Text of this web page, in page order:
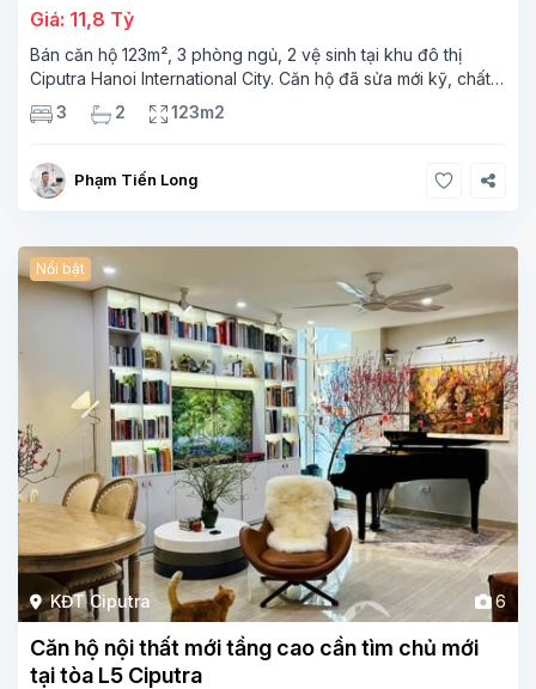
Giá: 11,8 Tỷ
Bán căn hộ 123m², 3 phòng ngủ, 2 vệ sinh tại khu đô thị
Ciputra Hanoi International City. Căn hộ đã sửa mới kỹ, chất
lượng cao, sàn gỗ, bếp hiện đại, không gian thoáng sáng.
3 2 123m2
Phạm Tiến Long
KĐT Ciputra 6
Nổi bật
Căn hộ nội thất mới tầng cao cần tìm chủ mới
tại tòa L5 Ciputra